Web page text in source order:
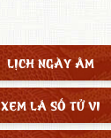
LỊCH NGÀY ÂM
XEM LÁ SỐ TỬ VI